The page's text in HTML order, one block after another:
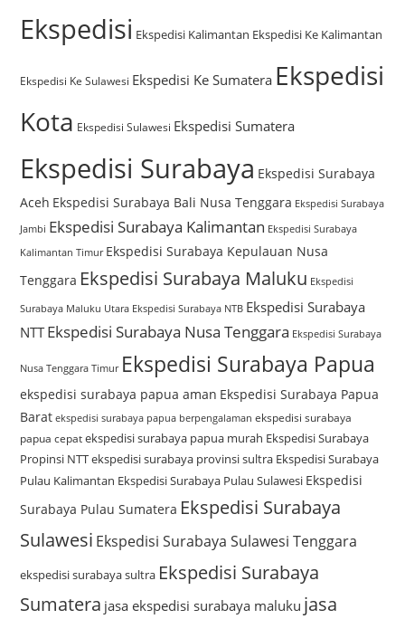
Ekspedisi Ekspedisi Kalimantan Ekspedisi Ke Kalimantan
Ekspedisi Ke Sulawesi Ekspedisi Ke Sumatera Ekspedisi
Kota Ekspedisi Sulawesi Ekspedisi Sumatera
Ekspedisi Surabaya Ekspedisi Surabaya
Aceh Ekspedisi Surabaya Bali Nusa Tenggara Ekspedisi Surabaya
Jambi Ekspedisi Surabaya Kalimantan Ekspedisi Surabaya
Kalimantan Timur Ekspedisi Surabaya Kepulauan Nusa
Tenggara Ekspedisi Surabaya Maluku Ekspedisi
Surabaya Maluku Utara Ekspedisi Surabaya NTB Ekspedisi Surabaya
NTTEkspedisi Surabaya Nusa Tenggara Ekspedisi Surabaya
Nusa Tenggara Timur Ekspedisi Surabaya Papua
ekspedisi surabaya papua aman Ekspedisi Surabaya Papua
Barat ekspedisi surabaya papua berpengalaman ekspedisi surabaya
papua cepat ekspedisi surabaya papua murah Ekspedisi Surabaya
Propinsi NTTekspedisi surabaya provinsi sultra Ekspedisi Surabaya
Pulau Kalimantan Ekspedisi Surabaya Pulau Sulawesi Ekspedisi
Surabaya Pulau Sumatera Ekspedisi Surabaya
Sulawesi Ekspedisi Surabaya Sulawesi Tenggara
ekspedisi surabaya sultra Ekspedisi Surabaya
Sumatera jasa ekspedisi surabaya maluku jasa